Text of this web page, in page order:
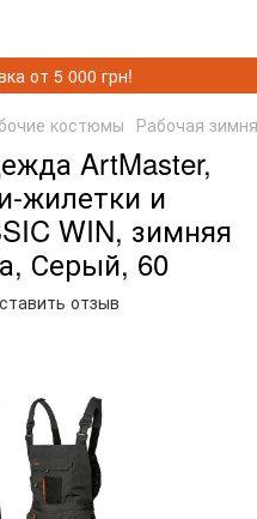
от 5 000 грн!
костюмы Рабочая
ArtMaster,
жилетки и
WIN, зимняя
Серый, 60
отзыв